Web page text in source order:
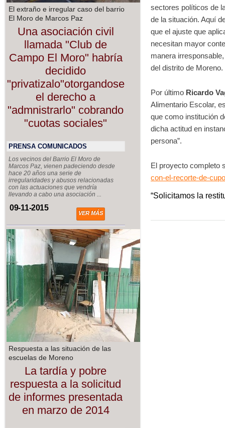
El extraño e irregular caso del barrio
El Moro de Marcos Paz
Una asociación civil
llamada "Club de
Campo El Moro" habría
decidido
"privatizalo"otorgandose
el derecho a
"admnistrarlo" cobrando
"cuotas sociales"
PRENSA COMUNICADOS
Los vecinos del Barrio El Moro de
Marcos Paz, vienen padeciendo desde
hace 20 años una serie de
irregularidades y abusos relacionadas
con las actuaciones que vendría
llevando a cabo una asociación ...
09-11-2015
VER MÁS
Respuesta a las situación de las
escuelas de Moreno
La tardía y pobre
respuesta a la solicitud
de informes presentada
en marzo de 2014
sectores políticos de
de la situación. Aquí
que el ajuste que
necesitan mayor
manera
del distrito de Moreno.
Por último Ricardo
Alimentario Escolar,
que como institución
dicha actitud en
persona”.
El proyecto completo
con-el-recorte-de-
“Solicitamos la